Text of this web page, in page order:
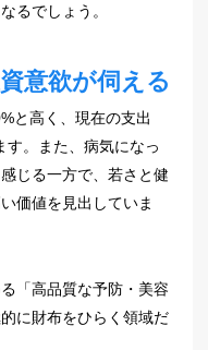
るでしょう。
意欲が伺える
と高く、現在の支出
す。また、病気になっ
じる一方で、若さと健
価値を見出していま
「高品質な予防・美容
に財布をひらく領域だ